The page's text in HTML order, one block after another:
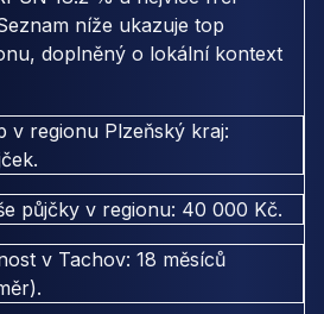
níže ukazuje top
doplněný o lokální kontext
v regionu Plzeňský kraj:
půjčky v regionu: 40 000 Kč.
v Tachov: 18 měsíců